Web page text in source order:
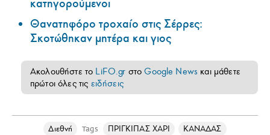
κατηγορούμενοι
Θανατηφόρο τροχαίο στις Σέρρες:
Σκοτώθηκαν μητέρα και γιος
Ακολουθήστε το LiFO.gr στοGoogle News και μάθετε
πρώτοι όλες τις ειδήσεις
Διεθνή Tags ΠΡΙΓΚΙΠΑΣ ΧΑΡΙ
ΚΑΝΑΔΑΣ